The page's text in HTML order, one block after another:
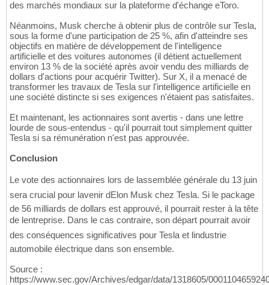
des marchés mondiaux sur la plateforme d'échange eToro.
Néanmoins, Musk cherche à obtenir plus de contrôle sur Tesla,
sous la forme d'une participation de 25 %, afin d'atteindre ses
objectifs en matière de développement de l'intelligence
artificielle et des voitures autonomes (il détient actuellement
environ 13 % de la société après avoir vendu des milliards de
dollars d'actions pour acquérir Twitter). Sur X, il a menacé de
transformer les travaux de Tesla sur l'intelligence artificielle en
une société distincte si ses exigences n'étaient pas satisfaites.
Et maintenant, les actionnaires sont avertis - dans une lettre
lourde de sous-entendus - qu'il pourrait tout simplement quitter
Tesla si sa rémunération n'est pas approuvée.
Conclusion
Le vote des actionnaires lors de lassemblée générale du 13 juin
sera crucial pour lavenir dElon Musk chez Tesla. Si le package
de 56 milliards de dollars est approuvé, il pourrait rester à la tête
de lentreprise. Dans le cas contraire, son départ pourrait avoir
des conséquences significatives pour Tesla et lindustrie
automobile électrique dans son ensemble.
Source :
https://www.sec.gov/Archives/edgar/data/1318605/